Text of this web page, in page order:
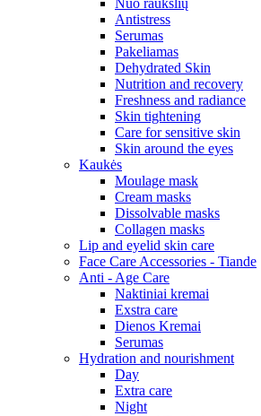
Nuo raukšlių
Antistress
Serumas
Pakeliamas
Dehydrated Skin
Nutrition and recovery
Freshness and radiance
Skin tightening
Care for sensitive skin
Skin around the eyes
Kaukės
Moulage mask
Cream masks
Dissolvable masks
Collagen masks
Lip and eyelid skin care
Face Care Accessories - Tiande
Anti - Age Care
Naktiniai kremai
Exstra care
Dienos Kremai
Serumas
Hydration and nourishment
Day
Extra care
Night